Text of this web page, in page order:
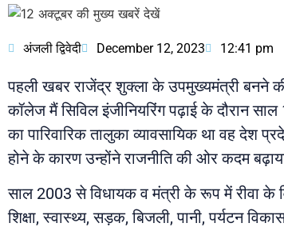
अंजली द्विवेदी December 12, 2023 12:41 pm
पहली खबर राजेंद्र शुक्ला के उपमुख्यमंत्री बनने
कॉलेज मैं सिविल इंजीनियरिंग पढ़ाई के दौरान
का पारिवारिक तालुका व्यावसायिक था वह देश
होने के कारण उन्होंने राजनीति की ओर कदम
साल 2003 से विधायक व मंत्री के रूप में रीवा के
शिक्षा, स्वास्थ्य, सड़क, बिजली, पानी, पर्यटन